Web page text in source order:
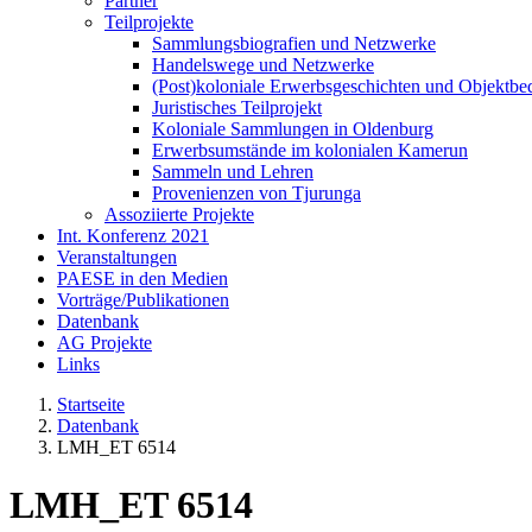
Teilprojekte
Sammlungsbiografien und Netzwerke
Handelswege und Netzwerke
(Post)koloniale Erwerbsgeschichten und
Juristisches Teilprojekt
Koloniale Sammlungen in Oldenburg
Erwerbsumstände im kolonialen Kamerun
Sammeln und Lehren
Provenienzen von Tjurunga
Assoziierte Projekte
Int. Konferenz 2021
Veranstaltungen
PAESE in den Medien
Vorträge/Publikationen
Datenbank
AG Projekte
Links
Startseite
Datenbank
LMH_ET 6514
LMH_ET 6514